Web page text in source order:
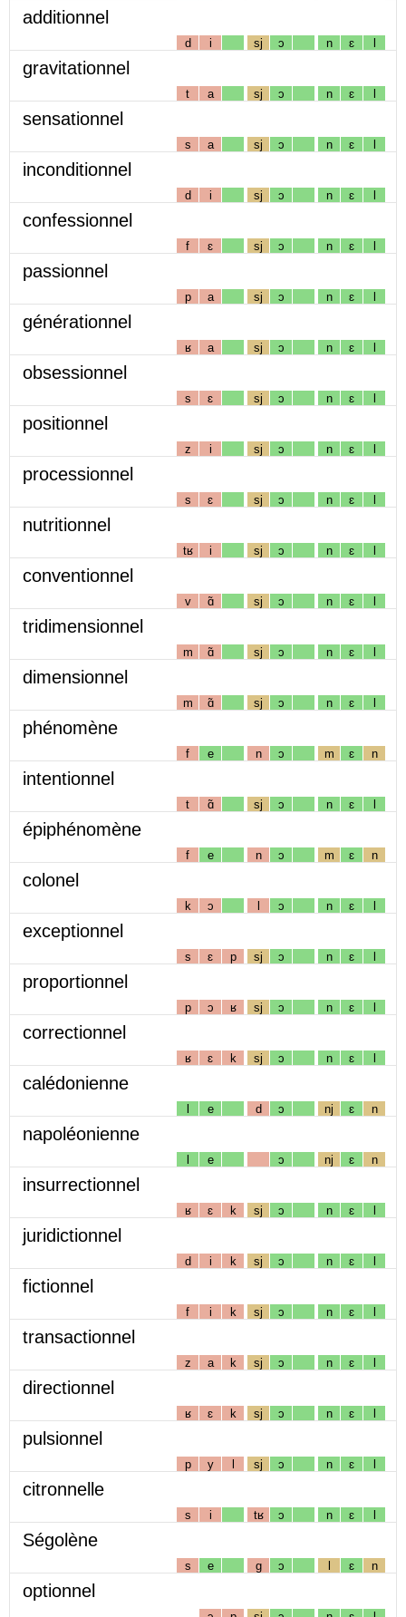
additionnel
d i sj ɔ n ɛ l
gravitationnel
t a sj ɔ n ɛ l
sensationnel
s a sj ɔ n ɛ l
inconditionnel
d i sj ɔ n ɛ l
confessionnel
f ɛ sj ɔ n ɛ l
passionnel
p a sj ɔ n ɛ l
générationnel
ʁ a sj ɔ n ɛ l
obsessionnel
s ɛ sj ɔ n ɛ l
positionnel
z i sj ɔ n ɛ l
processionnel
s ɛ sj ɔ n ɛ l
nutritionnel
tʁ i sj ɔ n ɛ l
conventionnel
v ɑ̃ sj ɔ n ɛ l
tridimensionnel
m ɑ̃ sj ɔ n ɛ l
dimensionnel
m ɑ̃ sj ɔ n ɛ l
phénomène
f e n ɔ m ɛ n
intentionnel
t ɑ̃ sj ɔ n ɛ l
épiphénomène
f e n ɔ m ɛ n
colonel
k ɔ l ɔ n ɛ l
exceptionnel
s ɛ p sj ɔ n ɛ l
proportionnel
p ɔ ʁ sj ɔ n ɛ l
correctionnel
ʁ ɛ k sj ɔ n ɛ l
calédonienne
l e d ɔ nj ɛ n
napoléonienne
l e ɔ nj ɛ n
insurrectionnel
ʁ ɛ k sj ɔ n ɛ l
juridictionnel
d i k sj ɔ n ɛ l
fictionnel
f i k sj ɔ n ɛ l
transactionnel
z a k sj ɔ n ɛ l
directionnel
ʁ ɛ k sj ɔ n ɛ l
pulsionnel
p y l sj ɔ n ɛ l
citronnelle
s i tʁ ɔ n ɛ l
Ségolène
s e g ɔ l ɛ n
optionnel